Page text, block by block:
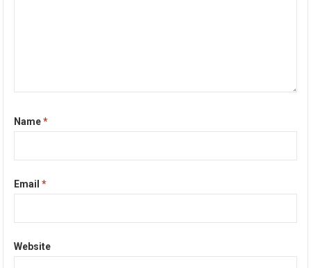
Name*
Email*
Website